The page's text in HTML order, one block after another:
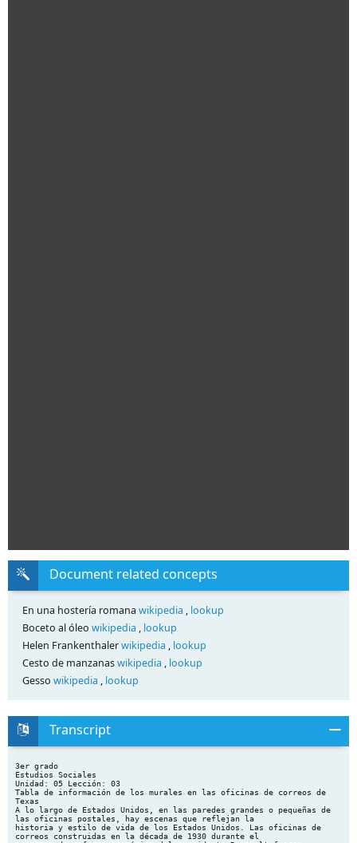
Document related concepts
En una hostería romana wikipedia , lookup
Boceto al óleo wikipedia , lookup
Helen Frankenthalerwikipedia , lookup
Cesto de manzanaswikipedia , lookup
Gesso wikipedia , lookup
Transcript
3er grado Estudios Sociales Unidad: 05 Lección: 03 Tabla de información de los murales en las oficinas de correos de Texas A lo largo de Estados Unidos, en las paredes grandes o pequeñas de las oficinas postales, hay escenas que reflejan la historia y estilo de vida de los Estados Unidos. Las oficinas de correos construidas en la década de 1930 durante el programa de reforma económica del presidente Roosvelt fueron decoradas con imágenes duraderas del “ambiente norteamericano”. En los años de 1930, mientras los Estados Unidos seguían batallando con los efectos de una depresión económica grave, el gobierno federal buscaba soluciones para brindarles trabajo a todos los norteamericanos, incluyendo a los artistas. Los murales de las oficinas postales fueron en realidad hechos por artistas que trabajaban para el sector de las Bellas Artes… la función principal del sector era seleccionar arte de alto nivel para decorar edificios públicos, si es que había recursos económicos disponibles. Al ofrecer pinturas decorativas en los edificios públicos, el arte resultaba accesible para toda la gente. Las oficinas postales fueron ubicadas virtualmente en todas las comunidades y estaban a la vista de todos los patrocinadores del servicio postal, lo que hizo que los murales de las oficinas postales fueran una forma de arte verdaderamente democrática. Norteamericanos captados en el trabajo o relajándose adornaron las paredes de las oficinas postales de la reforma económica… El programa de murales surgió de la inspiración que venía de la tradición de murales de México. Los héroes debían ser incluidos y homenajeados. Los acontecimientos históricos o actos de valentía y patriotismo fueron temas comunes en los murales. Así que estas obras les ofrecieron a las comunidades un colorido registro de su herencia e historia. A todos nos ofrecieron un vistazo al pasado de nuestro país a la historia de nuestra nación. Raynor, P. (1997, Oct. - Dec.). Off the wall: New deal post office murals. Retrieved from http://www.postalmuseum.si.edu/resources/6a2q_postalmurals.html A menos que se indique, las obras de arte se encuentran en el edificio de correos de Estados Unidos: Ubicación Artista Alice Warren Hunter Alpine Jose Moya del Pino Alvin Loren Mozley Amarillo (hoy es un edificio federal) Julius Woeltz Amarillo (hoy es un edificio federal) Julius Woeltz Amarillo (hoy es un edificio federal) Julius Woeltz Amarillo (hoy es un edificio federal) Julius Woeltz Amarillo (hoy es un edificio federal) Julius Woeltz ©2012, TESCC 06/16/13 Título "South Texas Panorama" "View of Alpine" "Emigrants at Nightfall" "Cattle Loading" "Oil" "Cattle Branding" "Gang Plow & Disk Harrow" "Coronado's Exploration Party in the Palo Duro Fecha Medio 1939 mural 1940 óleo sobre masonita 1940 óleo sobre lienzo 1941 óleo sobre lienzo 1941 óleo sobre lienzo 1941 óleo sobre lienzo 1941 óleo sobre lienzo 1941 óleo sobre lienzo page 1 of 7 3er grado Estudios Sociales Unidad: 05 Lección: 03 Canyon" Anson Jenne Magafan Arlington (el edificio está en uso de un banco) Otis Dozier Big Spring (nota: el mural está en el edificio original de correos, el cual pasó a ser la biblioteca municipal; fue recientemente remodelado. Está ubicado en frente del edificio de la corte municipal, en la parte oeste. (información cortesía de Doyle Phillips) Peter Hurd Borger (actualmente es el museo del condado de Hutchinson) Jose Aceves Brady Gordon Grant "Cowboy Dance" "Gathering Pecans" 1941 óleo sobre lienzo 1941 óleo sobre lienzo 1938 fresco 1939 óleo sobre lienzo 1939 óleo sobre lienzo 1940 óleo sobre lienzo 1939 óleo sobre lienzo 1934 óleo sobre lienzo (financiado por PWAP) 1934 óleo sobre lienzo (financiado por PWAP) 1934 óleo en masonita, (7 paneles, 36"x 48" cada uno) 1940 óleo sobre lienzo 1940 óleo sobre lienzo 1938 óleo sobre lienzo 1941 óleo sobre lienzo "Old Pioneers" "Big City News" Oficinas centrales de la policía de Brownfield Frank Mechau Caldwell (se cambió a la oficina de correos en College Station) Suzanne Scheuer "Texas Immigrant" "Ranchers of the Panhandle Fighting Prairie Fire with Skinned Steer" "Indians Moving" "Coronado's Coming" Canyon en el Panhandle Plains Historical Museum* Ben Mead "The Cattleman" Canyon en el Panhandle Plains Historical Museum* Harold Bugbee (prehistoric mammals that lived on the PanhandlePlains) Canyon en el Panhandle Plains Historical Museum* Gustaf Sunstrom Canyon en el Panhandle Plains Historical Museum* Ben Mead Canyon en el Panhandle Plains Historical Museum* Harold Bugbee Canyon Francis Ankrom Center Edward Chavez Clifton Ila McAffe "Texas Longhorn - A Vanishing Breed" 1941 óleo sobre lienzo College Station (extraviada) Victor Arnautoff "Good Technique - Good Harvest" 1938 óleo sobre lienzo ©2012, TESCC 06/16/13 "Antelope Creek" "Ranch Headquarters" "Strays" "Logging Scene" page 2 of 7 3er grado Estudios Sociales Unidad: 05 Lección: 03 Conroe (extraviada) Nicholas Lyon Cooper Lloyd Goff Corpus Christi Howard Cook Dallas, en el edificio de la Terminal Annex Peter Hurd Dallas, en el edificio de la Terminal Annex Peter Hurd Dallas, en el edificio de la Terminal Annex Peter Hurd Decatur Ray Strong Eastland Suzanne Scheuer Edinburg (se repintó) Ward Lockwood El Campo Milford Zornes Electra Allie Tennant Elgin Julius Woeltz Edificio de la corte federal de El Paso Tom Lea Farmersville Jerry Bywaters Fort Worth Frank Mechau Fort Worth Frank Mechau Fort Worth Frank Mechau Fredericksburg Otis Dozier Gatesville Joe DeYong Giddings Otis Dozier ©2012, TESCC 06/16/13 "Early Texans" 1938 óleo sobre lienzo "Before the Fencing of Delta County" 1939 óleo sobre lienzo "The Sea: Port Activities and Harbor Fisheries" 1941 óleo sobre lienzo 1940 mural 1940 mural 1940 mural 1939 óleo sobre lienzo 1939 óleo sobre lienzo 1940 óleo y témpera sobre lienzo 1939 óleo sobre lienzo 1940 relieve en yeso 1940 óleo sobre lienzo 1938 óleo sobre lienzo 1941 óleo sobre lienzo 1940 óleo sobre lienzo 1940 óleo sobre lienzo 1940 óleo sobre lienzo fecha desconocida óleo sobre lienzo 1939 óleo sobre lienzo 1939 óleo sobre lienzo "Eastbound Mail Stage" "Pioneer Home Builders" "Airmail Over Texas" "Texas Plains" "Indian Buffalo Hunt" "Harvest of the Rio Grande Valley" "Rural Texas Gulf Coast" "Oil, Cattle, Wheat" "Texas Farm" "Pass of the North" "Soil Conservation in Collin County" "Taking of Sam Bass" "Two Texas Rangers" "Flags Over Texas" "Loading Cattle" "Off to Northern Markets" "Cowboys Receiving the Mail" page 3 of 7 3er grado Estudios Sociales Unidad: 05 Lección: 03 Goose Creek (anteriormente Dayton) Barse Miller Graham Alexandre Hogue Hamilton Ward Lockwood Henderson(destruido) Paul Ninas Hereford Enid Bell Houston (515 Rusk) Jerry Bywaters Houston, edificio de la corte federal Alexandre Hogue Houston, edificio de la corte federal "Texas" 1938 témpera 1939 óleo sobre lienzo fecha desconocida fresco seco 1937 fresco 1941 relieve en madera 1941 mural "Houston Ship Channel Early History" 1941 mural William McVey "Travis' Letter from the Alamo" 1941 escultura de tymstone Houston, edificio de la corte federal William McVey "Sam Houston's Report on the Battle of San Jacinto" 1941 escultura de tymstone Jasper (se cambió a un nuevo edificio de correos en la calle 217 N. Bowie) Alexander Levin 1939 óleo sobre lienzo Kaufman (cubierto, se pinto sobre él) Margaret A. Dobson 1939 fresco Kenedy Charles Campbell 1939 óleo sobre lienzo Kilgore Xavier Gonzalez 1941 óleo sobre lienzo Kilgore Xavier Gonzalez 1941 óleo sobre lienzo Kilgore Xavier Gonzalez 1941 óleo sobre lienzo Kilgore Xavier Gonzalez 1941 óleo sobre lienzo LaGrange Tom Lewis 1939 óleo sobre lienzo Lamesa Fletcher Martin 1940 óleo sobre lienzo Lampasas Ethel Edwards 1939 óleo sobre lienzo Liberty Howard Fisher 1939 óleo sobre lienzo Linden Victor Arnautoff 1939 óleo sobre lienzo ©2012, TESCC 06/16/13 "Oil Fields of Graham" "Texas Rangers in Camp" "Local Industries" "On the Range" "The Houston Ship Canal" "Industries of Jasper" "Driving the Steers" "Grist for the Mill" "Drilling for Oil" "Pioneer Saga" "Music of the Plaines" "Contemporary Youth" "Horses" "The Horse Breakers" "Afternoon on a Texas Ranch" "Story of the Big Fish" "The Last Crop" (incorrectly called "Cotton Pickers" until page 4 of 7 3er grado Estudios Sociales Unidad: 05 Lección: 03 recently) "West Texas" 1948 escultura de tymstone 1941 óleo sobre lienzo 1941 óleo sobre lienzo 1939 óleo sobre lienzo fecha desconocida óleo sobre lienzo "McLennan Looking for a Home" 1939 óleo sobre lienzo Frank Klepper "Confederate Company Leaving McKinney" 1934 desconocido Mineola article pdf (70kb) Bernard Zakheim "New and Old Methods of Transportation" 1938 óleo sobre lienzo Mission Xavier Gonzalez fecha desconocida óleo sobre lienzo Odessa Tom Lea 1940 óleo sobre lienzo Quanah Jerry Bywaters 1938 óleo sobre lienzo Paris (actualmente en la biblioteca pública París) Jerry Bywaters "John Chisum, Davy Crockett" 1934 óleo sobre panel** Paris (actualmente en la biblioteca pública París) Jerry Bywaters "Paris Fire of 1916, Rebuilding" 1934 óleo sobre panel** Ranger Emil Bisttram 1939 óleo sobre lienzo 1941 mural fecha desconocida óleo sobre lienzo 1941 mural 1940 témpera 1939 fresco Littlefield William McVey Departamento de policía de Livingston T. Van Soelen Departamento de policía de Livingston T. Van Soelen Lockhart John Walker Longview Thomas Stell Mart Jose Aceves McKinney, Sociedad Histórica del Condado de Collin Robstown Alice Reynolds Rockdale Maxwell Starr Rosenberg (destruido) William Dean Fausett Rusk Bernard Zakheim San Antonio, edificio de la corte federal Howard Cook ©2012, TESCC 06/16/13 "Landscape Mural" "Buffalo Hunting" "The Pony Express Station" "Texas Farm Scene" "West Texas Landscape" "Stampede" "The Naming of Quanah" "The Crossroads Town" "Founding and Subsequent Development of Robstown, Texas" "Industry in Rockdale" "La Salle's Last Expedition" "Agriculture and Industry" "San Antonio's Importance page 5 of 7 3er grado Estudios Sociales Unidad: 05 Lección: 03 in Texas Hi